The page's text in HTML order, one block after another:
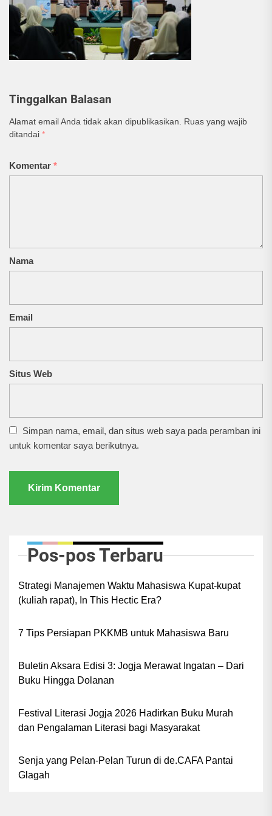
Tinggalkan Balasan
Alamat email Anda tidak akan dipublikasikan.
Ruas yang wajib
ditandai *
Komentar *
Nama
Email
Situs Web
Simpan nama, email, dan situs web saya pada peramban ini
untuk komentar saya berikutnya.
Pos-pos Terbaru
Strategi Manajemen Waktu Mahasiswa Kupat-kupat
(kuliah rapat), In This Hectic Era?
7 Tips Persiapan PKKMB untuk Mahasiswa Baru
Buletin Aksara Edisi 3: Jogja Merawat Ingatan – Dari
Buku Hingga Dolanan
Festival Literasi Jogja 2026 Hadirkan Buku Murah
dan Pengalaman Literasi bagi Masyarakat
Senja yang Pelan-Pelan Turun di de.CAFA Pantai
Glagah